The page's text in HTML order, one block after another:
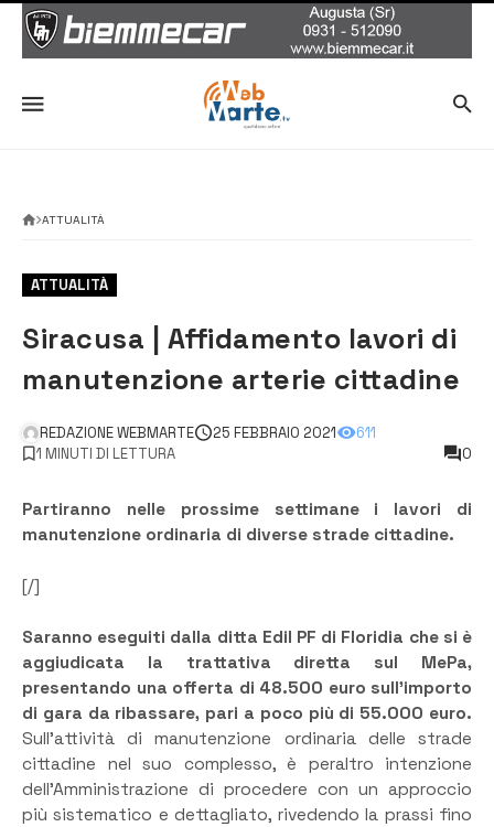
ATTUALITÀ
ATTUALITÀ
Siracusa | Affidamento lavori di
manutenzione arterie cittadine
REDAZIONE WEBMARTE 25 FEBBRAIO 2021
611
1 MINUTI DI LETTURA
0
Partiranno nelle prossime settimane i lavori di
manutenzione ordinaria di diverse strade cittadine.
[/]
Saranno eseguiti dalla ditta Edil PF di Floridia che si è
aggiudicata la trattativa diretta sul MePa,
presentando una offerta di 48.500 euro sull’importo
di gara da ribassare, pari a poco più di 55.000 euro.
Sull’attività di manutenzione ordinaria delle strade
cittadine nel suo complesso, è peraltro intenzione
dell’Amministrazione di procedere con un approccio
più sistematico e dettagliato, rivedendo la prassi fino